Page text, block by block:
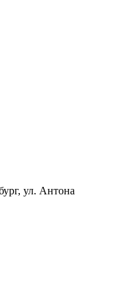
ул. Антона